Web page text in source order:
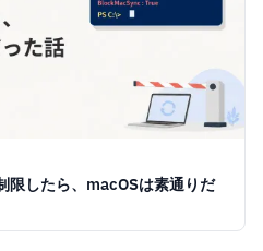
したら、macOSは素通りだ